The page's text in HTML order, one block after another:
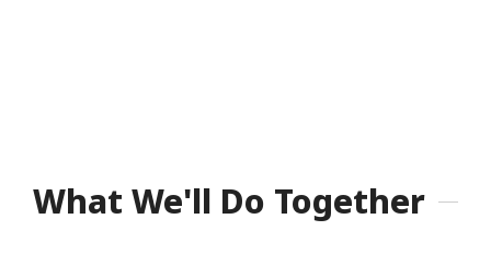
What We'll Do Together